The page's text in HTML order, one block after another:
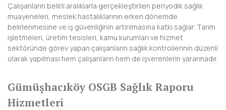
MERSİN
MUĞLA
MUŞ
NİĞDE
Çalışanların belirli aralıklarla gerçekleştirilen periyodik sağlık
muayeneleri, meslek hastalıklarının erken dönemde
belirlenmesine ve iş güvenliğinin artırılmasına katkı sağlar. Tarım
işletmeleri, üretim tesisleri, kamu kurumları ve hizmet
sektöründe görev yapan çalışanların sağlık kontrollerinin düzenli
olarak yapılması hem çalışanların hem de işverenlerin yararınadır.
Gümüşhacıköy OSGB Sağlık Raporu
Hizmetleri